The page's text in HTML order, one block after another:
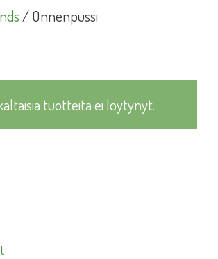
/ Onnenpussi
tuotteita ei löytynyt.